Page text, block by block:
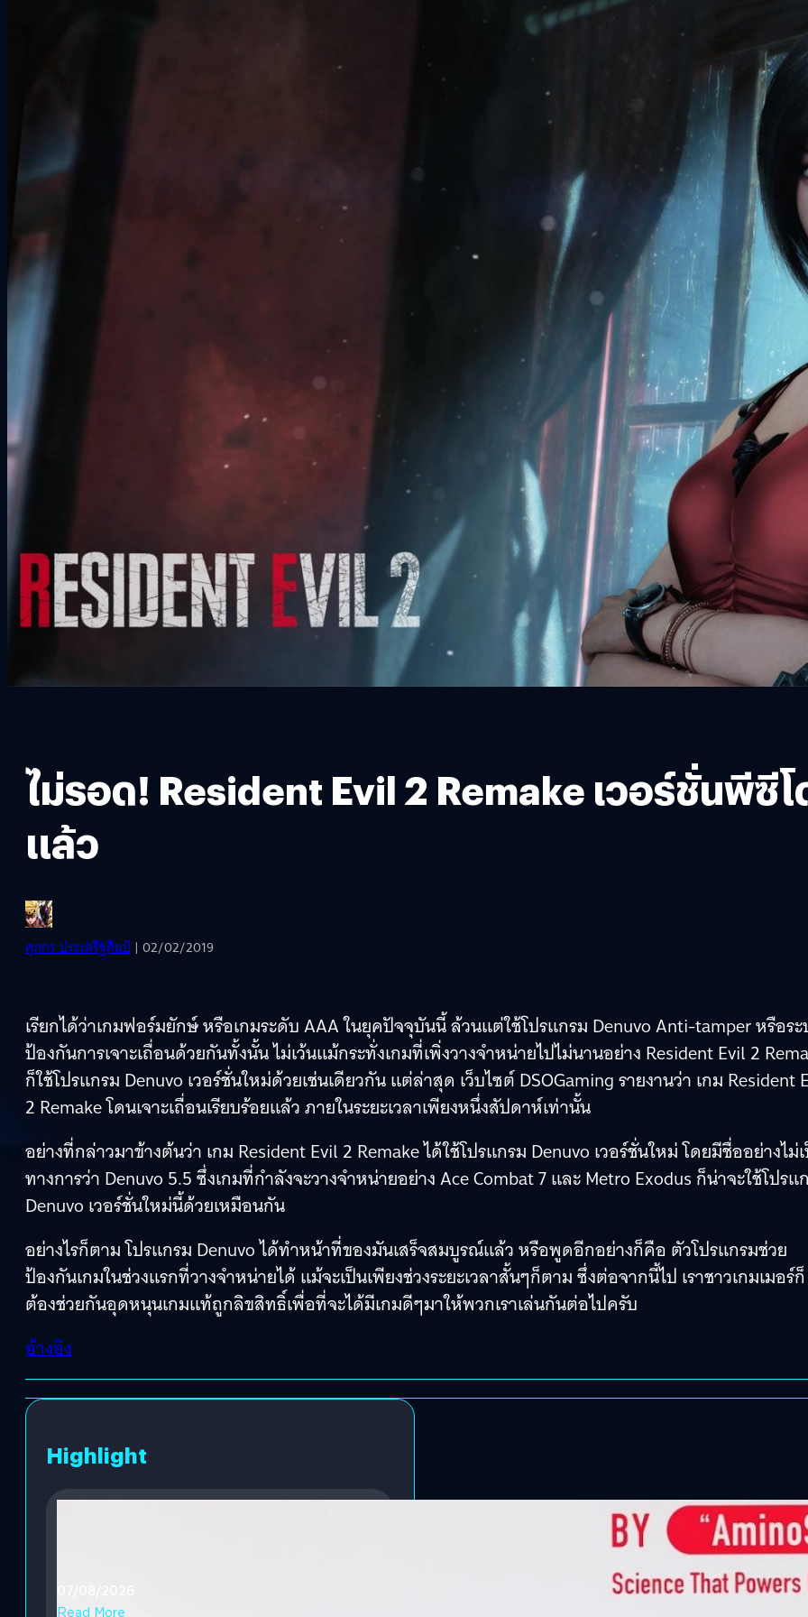
ไม่รอด! Resident Evil 2 Remake เวอร์ชั่นพีซีโ
แล้ว
ศุภกร ประเสริฐศิลป์ | 02/02/2019
เรียกได้ว่าเกมฟอร์มยักษ์ หรือเกมระดับ AAA ในยุคปัจจุบันนี้ ล้วนแต่ใช้โปรแกรม Denuvo Anti-tamper หรือร
ป้องกันการเจาะเถื่อนด้วยกันทั้งนั้น ไม่เว้นแม้กระทั่งเกมที่เพิ่งวางจำหน่ายไปไม่นานอย่าง Resident Evil 2
ก็ใช้โปรแกรม Denuvo เวอร์ชั่นใหม่ด้วยเช่นเดียวกัน แต่ล่าสุด เว็บไซต์ DSOGaming รายงานว่า เกม Resident
2 Remake โดนเจาะเถื่อนเรียบร้อยแล้ว ภายในระยะเวลาเพียงหนึ่งสัปดาห์เท่านั้น
อย่างที่กล่าวมาข้างต้นว่า เกม Resident Evil 2 Remake ได้ใช้โปรแกรม Denuvo เวอร์ชั่นใหม่ โดยมีชื่ออย่างไม่
ทางการว่า Denuvo 5.5 ซึ่งเกมที่กำลังจะวางจำหน่ายอย่าง Ace Combat 7 และ Metro Exodus ก็น่าจะใช้โปรแ
Denuvo เวอร์ชั่นใหม่นี้ด้วยเหมือนกัน
อย่างไรก็ตาม โปรแกรม Denuvo ได้ทำหน้าที่ของมันเสร็จสมบูรณ์แล้ว หรือพูดอีกอย่างก็คือ ตัวโปรแกรมช่วย
ป้องกันเกมในช่วงแรกที่วางจำหน่ายได้ แม้จะเป็นเพียงช่วงระยะเวลาสั้นๆก็ตาม ซึ่งต่อจากนี้ไป เราชาวเกมเมอร์ก็
ต้องช่วยกันอุดหนุนเกมแท้ถูกลิขสิทธิ์เพื่อที่จะได้มีเกมดีๆมาให้พวกเราเล่นกันต่อไปครับ
อ้างอิง
Highlight
Read More